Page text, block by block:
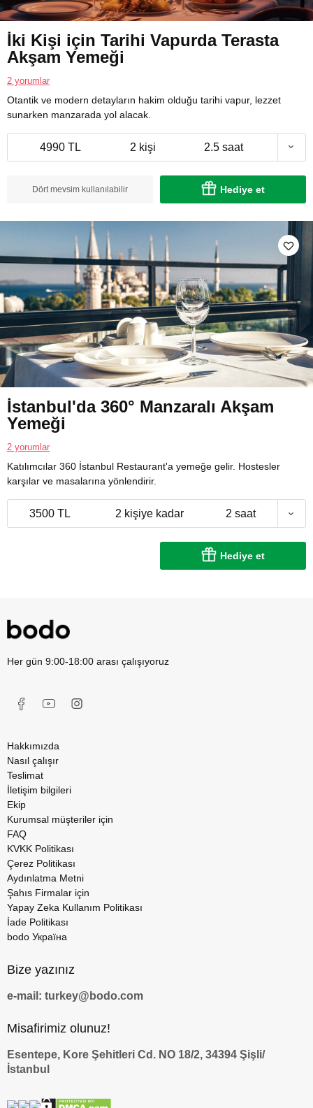
İki Kişi için Tarihi Vapurda Terasta
Akşam Yemeği
2 yorumlar
Otantik ve modern detayların hakim olduğu tarihi vapur, lezzet
sunarken manzarada yol alacak.
4990 TL 2 kişi 2.5 saat
Dört mevsim kullanılabilir Hediye et
İstanbul'da 360° Manzaralı Akşam
Yemeği
2 yorumlar
Katılımcılar 360 İstanbul Restaurant'a yemeğe gelir. Hostesler
karşılar ve masalarına yönlendirir.
3500 TL 2 kişiye kadar 2 saat
Hediye et
Her gün 9:00-18:00 arası çalışıyoruz
Hakkımızda
Nasıl çalışır
Teslimat
İletişim bilgileri
Ekip
Kurumsal müşteriler için
FAQ
KVKK Politikası
Çerez Politikası
Aydınlatma Metni
Şahıs Firmalar için
Yapay Zeka Kullanım Politikası
İade Politikası
bodo Україна
Bize yazınız
e-mail: turkey@bodo.com
Misafirimiz olunuz!
Esentepe, Kore Şehitleri Cd. NO 18/2, 34394 Şişli/
İstanbul